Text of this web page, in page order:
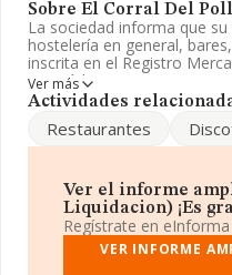
Sobre El Corral Del
La sociedad informa que
hostelería en general,
inscrita en el Registro
con código '%cnae%'. No
información disponible en
encima de la media de
Para llamar las oficinas se
La empresa españolaEl
encuentra en Calle Abu-l-
Valenciana.
Ver más
Actividades
Restaurantes
Ver el informe
Liquidacion) ¡Es
Regístrate en
VER INFORME